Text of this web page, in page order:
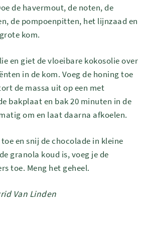
de havermout, de noten, de
de pompoenpitten, het lijnzaad en
kom.
en giet de vloeibare kokosolie over
in de kom. Voeg de honing toe
de massa uit op een met
bakplaat en bak 20 minuten in de
om en laat daarna afkoelen.
en snij de chocolade in kleine
granola koud is, voeg je de
toe. Meng het geheel.
Van Linden